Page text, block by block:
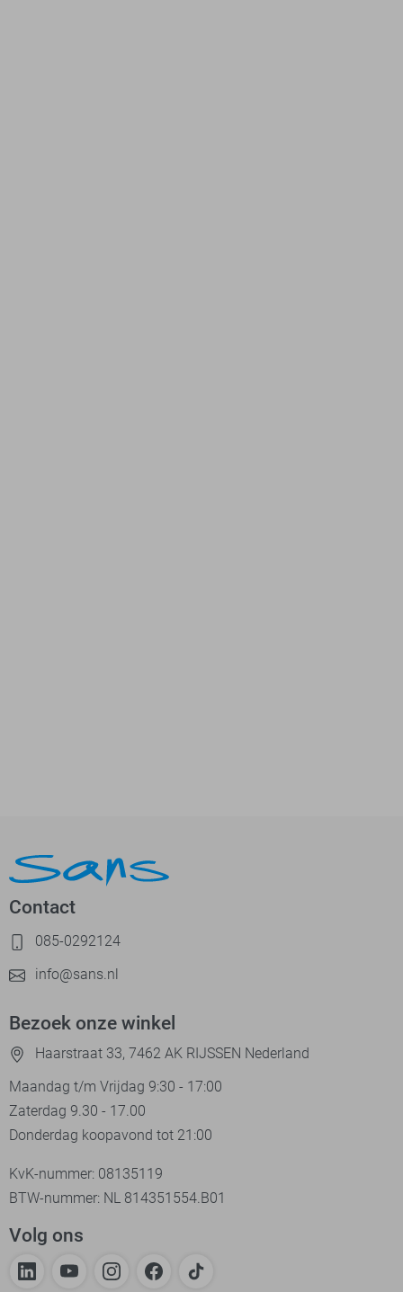
Contact
085-0292124
info@sans.nl
Bezoek onze winkel
Haarstraat 33, 7462 AK RIJSSEN Nederland
Maandag t/m Vrijdag 9:30 - 17:00
Zaterdag 9.30 - 17.00
Donderdag koopavond tot 21:00
KvK-nummer: 08135119
BTW-nummer: NL 814351554.B01
Volg ons